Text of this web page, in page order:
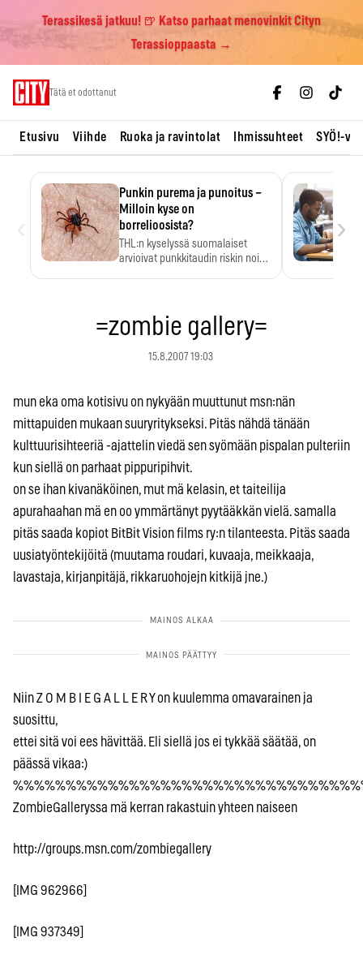
Terassikesä jatkuu! 🍺 Katso parhaat menovinkit Cityn
Terassioppaasta →
Tätä et odottanut
Etusivu Viihde Ruoka ja ravintolat Ihmissuhteet SYÖ!-
Punkin purema ja punoitus –
Milloin kyse on
borrelioosista?
THL:n kyselyssä suomalaiset
arvioivat punkkitaudin riskin noin
›
=zombie gallery=
15.8.2007 19:03
mun eka oma kotisivu on nykyään muuttunut msn:nän
mittapuiden mukaan suuryritykseksi. Pitäs nähdä tänään
kulttuurisihteeriä -ajattelin viedä sen syömään pispalan pulteriin
kun siellä on parhaat pippuripihvit.
on se ihan kivanäköinen, mut mä kelasin, et taiteilija
apurahaahan mä en oo ymmärtänyt pyytääkkän vielä. samalla
pitäs saada kopiot BitBit Vision films ry:n tilanteesta. Pitäs saada
uusiatyöntekijöitä (muutama roudari, kuvaaja, meikkaaja,
lavastaja, kirjanpitäjä, rikkaruohojejn kitkijä jne.)
Niin Z O M B I E G A L L E R Y on kuulemma omavarainen ja
suosittu,
ettei sitä voi ees hävittää. Eli siellä jos ei tykkää säätää, on
päässä vikaa:)
ZombieGalleryssa mä kerran rakastuin yhteen naiseen
http://groups.msn.com/zombiegallery
[IMG 962966]
[IMG 937349]